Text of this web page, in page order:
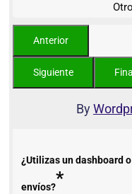
By
¿Utilizas un dashboard
envíos?*